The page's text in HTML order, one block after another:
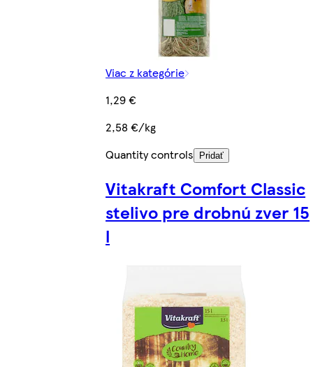
Viac z kategórie
1,29 €
2,58 €/kg
Quantity controls Pridať
Vitakraft Comfort Classic
stelivo pre drobnú zver 15
l